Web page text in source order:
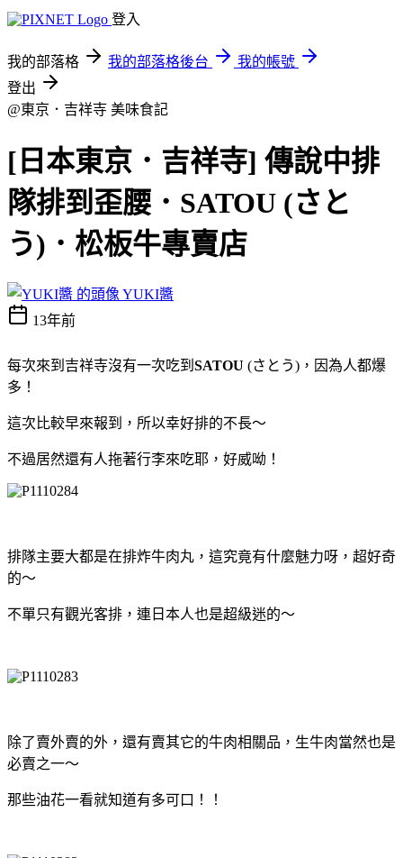
登入
我的部落格 我的部落格後台
我的帳號
登出
@東京．吉祥寺 美味食記
[日本東京．吉祥寺] 傳說中排
隊排到歪腰．SATOU (さと
う)．松板牛專賣店
YUKI醬
13年前
每次來到吉祥寺沒有一次吃到 SATOU (さとう)，因為人都爆
多！
這次比較早來報到，所以幸好排的不長～
不過居然還有人拖著行李來吃耶，好威呦！
排隊主要大都是在排炸牛肉丸，這究竟有什麼魅力呀，超好奇
的～
不單只有觀光客排，連日本人也是超級迷的～
除了賣外賣的外，還有賣其它的牛肉相關品，生牛肉當然也是
必賣之一～
那些油花一看就知道有多可口！！